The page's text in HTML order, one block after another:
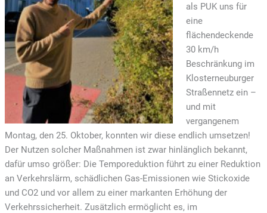
als PUK uns für
eine
flächendeckende
30 km/h
Beschränkung im
Klosterneuburger
Straßennetz ein –
und mit
vergangenem
Montag, den 25. Oktober, konnten wir diese endlich umsetzen!
Der Nutzen solcher Maßnahmen ist zwar hinlänglich bekannt,
dafür umso größer: Die Temporeduktion führt zu einer Reduktion
an Verkehrslärm, schädlichen Gas-Emissionen wie Stickoxide
und CO2 und vor allem zu einer markanten Erhöhung der
Verkehrssicherheit. Zusätzlich ermöglicht es, im